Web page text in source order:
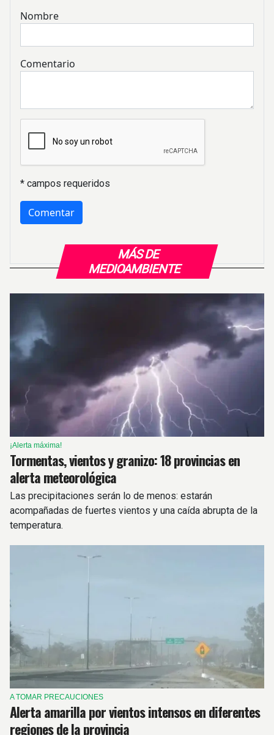
MÁS DE
MEDIOAMBIENTE
¡Alerta máxima!
Tormentas, vientos y granizo: 18 provincias en
alerta meteorológica
Las precipitaciones serán lo de menos: estarán
acompañadas de fuertes vientos y una caída abrupta de la
temperatura.
A TOMAR PRECAUCIONES
Alerta amarilla por vientos intensos en diferentes
regiones de la provincia
Nombre
Comentario
* campos requeridos